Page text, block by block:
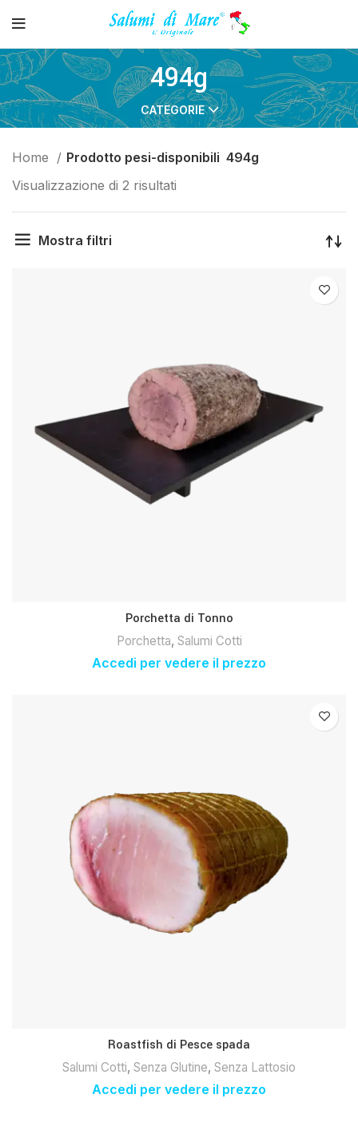
494g
CATEGORIE
Home Prodotto pesi-disponibili 494g
Visualizzazione di 2 risultati
Mostra filtri
Porchetta di Tonno
Porchetta, Salumi Cotti
Accedi per vedere il prezzo
Roastfish di Pesce spada
Salumi Cotti, Senza Glutine, Senza Lattosio
Accedi per vedere il prezzo